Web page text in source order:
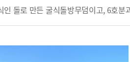
돌로 만든 굴식돌방무덤이고, 6호